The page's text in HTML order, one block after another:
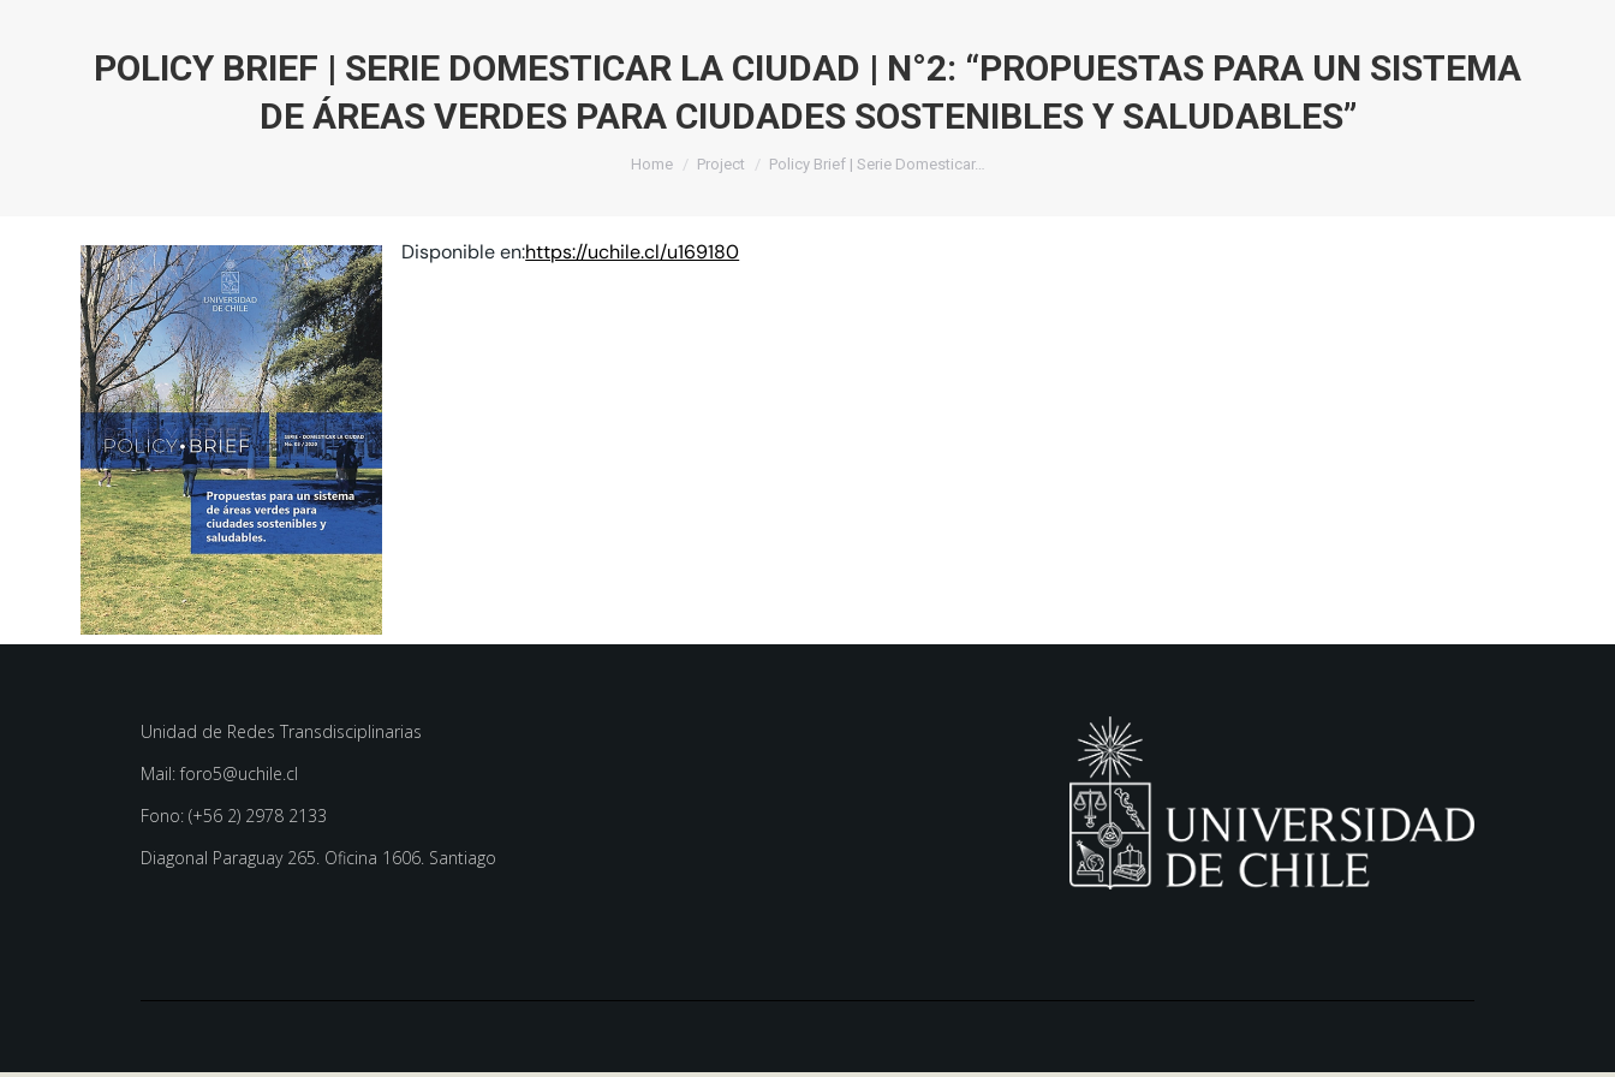
POLICY BRIEF | SERIE DOMESTICAR LA CIUDAD | N°2: “PROPUESTAS PARA UN SISTEMA
DE ÁREAS VERDES PARA CIUDADES SOSTENIBLES Y SALUDABLES”
You are here:
Home Project Policy Brief | Serie Domesticar…
Disponible en:https://uchile.cl/u169180
Unidad de Redes Transdisciplinarias
Mail: foro5@uchile.cl
Fono: (+56 2) 2978 2133
Diagonal Paraguay 265. Oficina 1606. Santiago